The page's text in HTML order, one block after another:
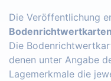
Die Veröffentlichung
Bodenrichtwertkarten
Die
denen unter Angabe
Lagemerkmale die